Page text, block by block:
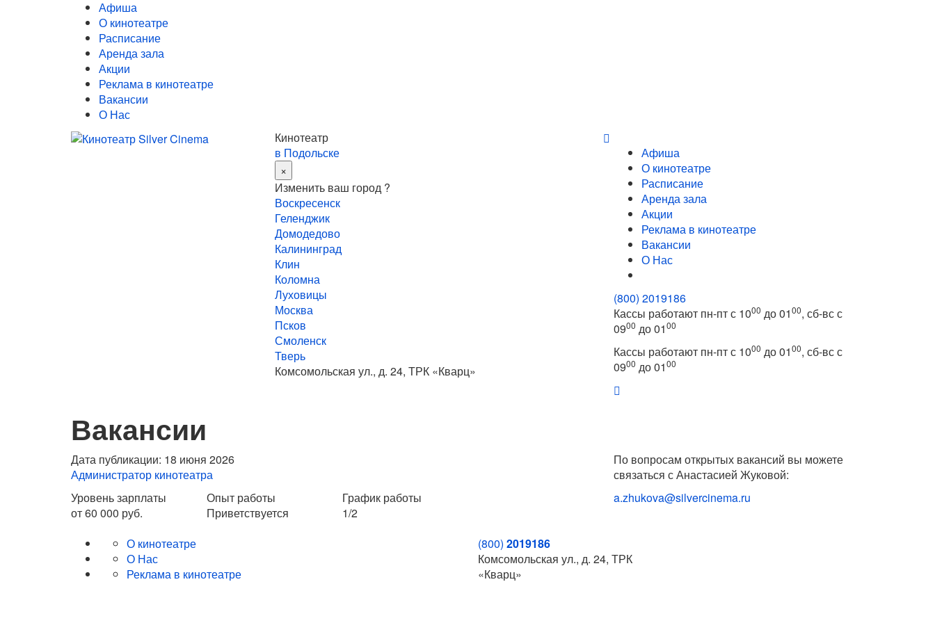
Афиша
О кинотеатре
Расписание
Аренда зала
Акции
Реклама в кинотеатре
Вакансии
О Нас
Кинотеатр
в Подольске
×
Изменить ваш город ?
Воскресенск
Геленджик
Домодедово
Калининград
Клин
Коломна
Луховицы
Москва
Псков
Смоленск
Тверь
Комсомольская ул., д. 24, ТРК «Кварц»
Афиша
О кинотеатре
Расписание
Аренда зала
Акции
Реклама в кинотеатре
Вакансии
О Нас
(800) 2019186
Кассы работают пн-пт с 1000 до 0100, сб-вс с
0900 до 0100
Кассы работают пн-пт с 1000 до 0100, сб-вс с
0900 до 0100
Вакансии
Дата публикации: 18 июня 2026
Администратор кинотеатра
Уровень зарплаты
от 60 000 руб.
Опыт работы
Приветствуется
График работы
1/2
По вопросам открытых вакансий вы можете
связаться с Анастасией Жуковой:
a.zhukova@silvercinema.ru
О кинотеатре
О Нас
Реклама в кинотеатре
(800) 2019186
Комсомольская ул., д. 24, ТРК
«Кварц»